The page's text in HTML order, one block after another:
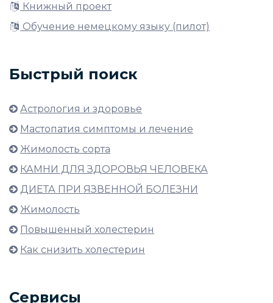
Книжный проект
Обучение немецкому языку (пилот)
Быстрый поиск
Астрология и здоровье
Мастопатия симптомы и лечение
Жимолость сорта
КАМНИ ДЛЯ ЗДОРОВЬЯ ЧЕЛОВЕКА
ДИЕТА ПРИ ЯЗВЕННОЙ БОЛЕЗНИ
Жимолость
Повышенный холестерин
Как снизить холестерин
Сервисы